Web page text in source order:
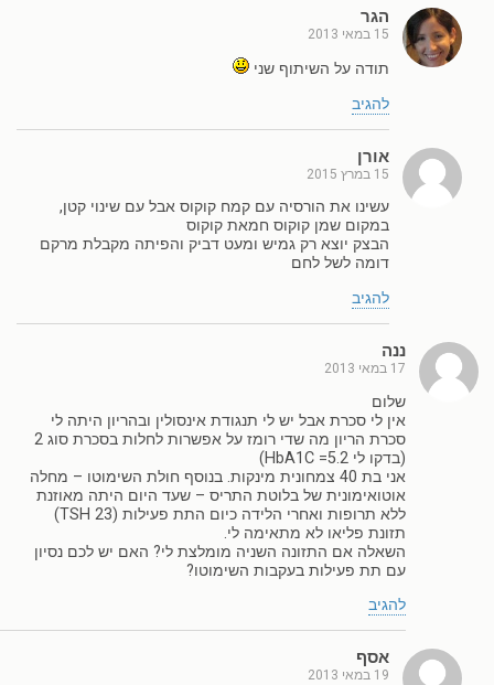
הגר
15 במאי 2013
תודה על השיתוף שני
להגיב
אורן
15 במרץ 2015
עשינו את הורסיה עם קמח קוקוס אבל עם שינוי קטן,
במקום שמן קוקוס חמאת קוקוס
הבצק יוצא רק גמיש ומעט דביק והפיתה מקבלת מרקם
דומה לשל לחם
להגיב
ננה
17 במאי 2013
שלום
אין לי סכרת אבל יש לי תנגודת אינסולין ובהריון היתה לי
סכרת הריון מה שדי רומז על אפשרות לחלות בסכרת סוג 2
(בדקו לי HbA1C =5.2)
אני בת 40 צמחונית מינקות. בנוסף חולת השימוטו – מחלה
אוטואימונית של בלוטת התריס – שעד היום היתה מאוזנת
ללא תרופות ואחרי הלידה כיום התת פעילות (TSH 23)
תזונת פליאו לא מתאימה לי.
השאלה אם התזונה השניה מומלצת לי? האם יש לכם נסיון
עם תת פעילות בעקבות השימוטו?
להגיב
אסף
19 במאי 2013